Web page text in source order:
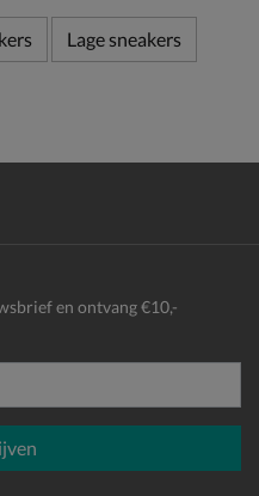
Lage sneakers
en ontvang €10,-